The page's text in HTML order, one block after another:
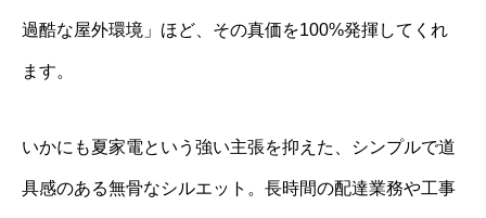
過酷な屋外環境」ほど、その真価を100%発揮してくれ
ます。
いかにも夏家電という強い主張を抑えた、シンプルで道
具感のある無骨なシルエット。長時間の配達業務や工事